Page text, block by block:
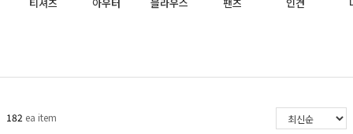
182 ea item